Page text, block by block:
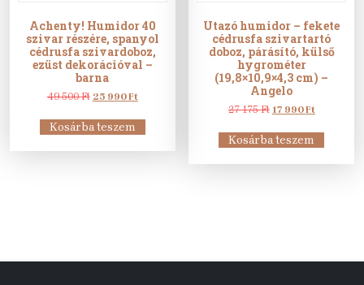
Achenty! Humidor 40
szivar részére, spanyol
cédrusfa szivardoboz,
ezüst dekorációval –
barna
49 500Ft Original
was:
49
25 990FtCurrent
is:
25
Kosárba teszem
Utazó humidor – fekete
cédrusfa szivartartó
doboz, párásító, külső
hygrométer
(19,8×10,9×4,3 cm) –
Angelo
27 175Ft Original
was:
27
17 990FtCurrent
is:
17
Kosárba teszem